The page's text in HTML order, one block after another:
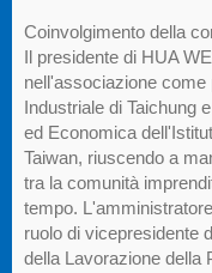
Coinvolgimento della
Il presidente di HUA
nell'associazione
Industriale di Taichung
ed Economica
Taiwan, riuscendo a
tra la comunità
tempo.
ruolo di vicepresidente
della Lavorazione della